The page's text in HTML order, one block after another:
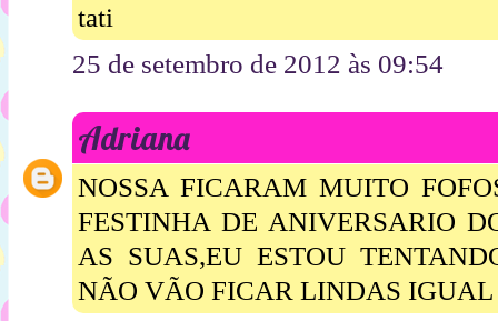
tati
25 de setembro de 2012 às 09:54
Adriana
NOSSA FICARAM MUITO
FESTINHA DE ANIVERSARIO
AS SUAS,EU ESTOU
NÃO VÃO FICAR LINDAS IGUAL